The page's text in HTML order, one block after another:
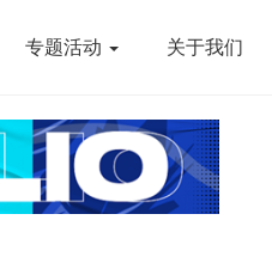
专题活动 关于我们